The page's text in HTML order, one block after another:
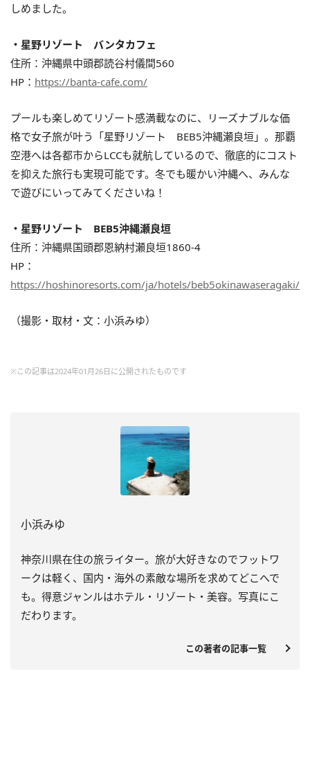
しめました。
・星野リゾート バンタカフェ
住所：沖縄県中頭郡読谷村儀間560
HP： https://banta-cafe.com/
プールも楽しめてリゾート感満載なのに、リーズナブルな価
格で女子旅が叶う「星野リゾート BEB5沖縄瀬良垣」。那覇
空港へは各都市からLCCも就航しているので、徹底的にコスト
を抑えた旅行も実現可能です。冬でも暖かい沖縄へ、みんな
で遊びにいってみてくださいね！
・星野リゾート BEB5沖縄瀬良垣
住所：沖縄県国頭郡恩納村瀬良垣1860-4
HP：
https://hoshinoresorts.com/ja/hotels/beb5okinawaseragaki/
（撮影・取材・文：小浜みゆ）
※この記事は2024年01月26日に公開されたものです
小浜みゆ
神奈川県在住の旅ライター。旅が大好きなのでフットワ
ークは軽く、国内・海外の素敵な場所を求めてどこへで
も。得意ジャンルはホテル・リゾート・美容。写真にこ
だわります。
この著者の記事一覧